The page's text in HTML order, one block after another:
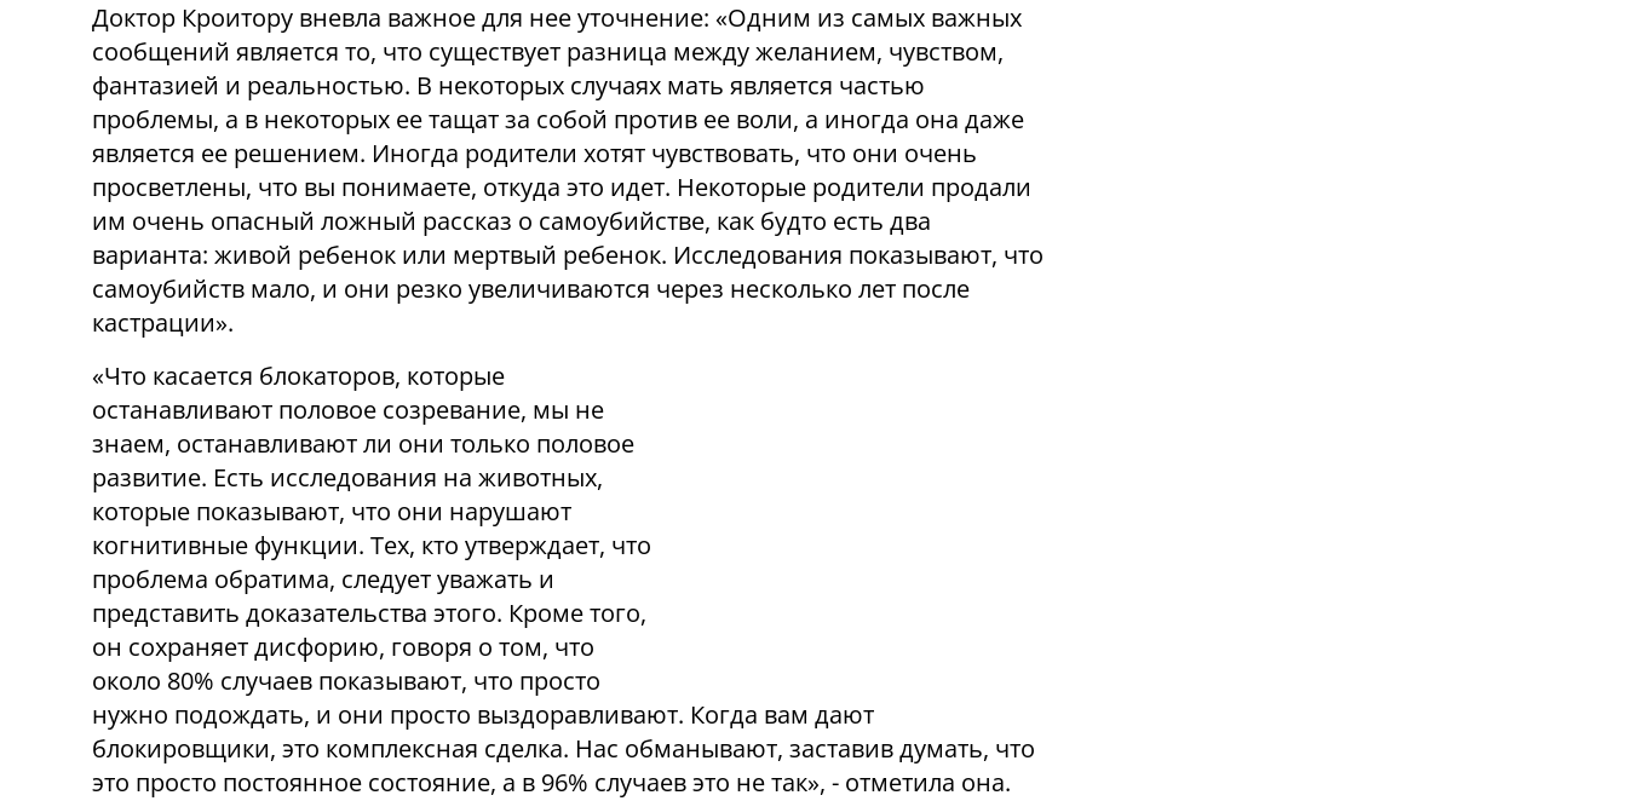
Доктор Кроитору вневла важное для нее уточнение: «Одним из самых важных
сообщений является то, что существует разница между желанием, чувством,
фантазией и реальностью. В некоторых случаях мать является частью
проблемы, а в некоторых ее тащат за собой против ее воли, а иногда она даже
является ее решением. Иногда родители хотят чувствовать, что они очень
просветлены, что вы понимаете, откуда это идет. Некоторые родители продали
им очень опасный ложный рассказ о самоубийстве, как будто есть два
варианта: живой ребенок или мертвый ребенок. Исследования показывают, что
самоубийств мало, и они резко увеличиваются через несколько лет после
кастрации».
«Что касается блокаторов, которые
останавливают половое созревание, мы не
знаем, останавливают ли они только половое
развитие. Есть исследования на животных,
которые показывают, что они нарушают
когнитивные функции. Тех, кто утверждает, что
проблема обратима, следует уважать и
представить доказательства этого. Кроме того,
он сохраняет дисфорию, говоря о том, что
около 80% случаев показывают, что просто
нужно подождать, и они просто выздоравливают. Когда вам дают
блокировщики, это комплексная сделка. Нас обманывают, заставив думать, что
это просто постоянное состояние, а в 96% случаев это не так», - отметила она.